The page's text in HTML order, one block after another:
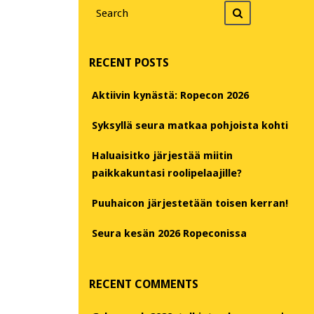
for
RECENT POSTS
Aktiivin kynästä: Ropecon 2026
Syksyllä seura matkaa pohjoista kohti
Haluaisitko järjestää miitin
paikkakuntasi roolipelaajille?
Puuhaicon järjestetään toisen kerran!
Seura kesän 2026 Ropeconissa
RECENT COMMENTS